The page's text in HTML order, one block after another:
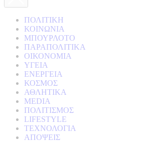
ΠΟΛΙΤΙΚΗ
ΚΟΙΝΩΝΙΑ
ΜΠΟΥΡΛΟΤΟ
ΠΑΡΑΠΟΛΙΤΙΚΑ
ΟΙΚΟΝΟΜΙΑ
ΥΓΕΙΑ
ΕΝΕΡΓΕΙΑ
ΚΟΣΜΟΣ
ΑΘΛΗΤΙΚΑ
MEDIA
ΠΟΛΙΤΙΣΜΟΣ
LIFESTYLE
ΤΕΧΝΟΛΟΓΙΑ
ΑΠΟΨΕΙΣ